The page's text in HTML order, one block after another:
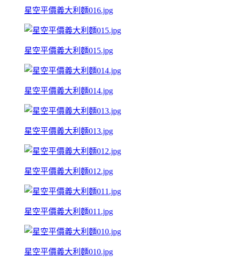
星空平價義大利麵016.jpg
星空平價義大利麵015.jpg
星空平價義大利麵014.jpg
星空平價義大利麵013.jpg
星空平價義大利麵012.jpg
星空平價義大利麵011.jpg
星空平價義大利麵010.jpg